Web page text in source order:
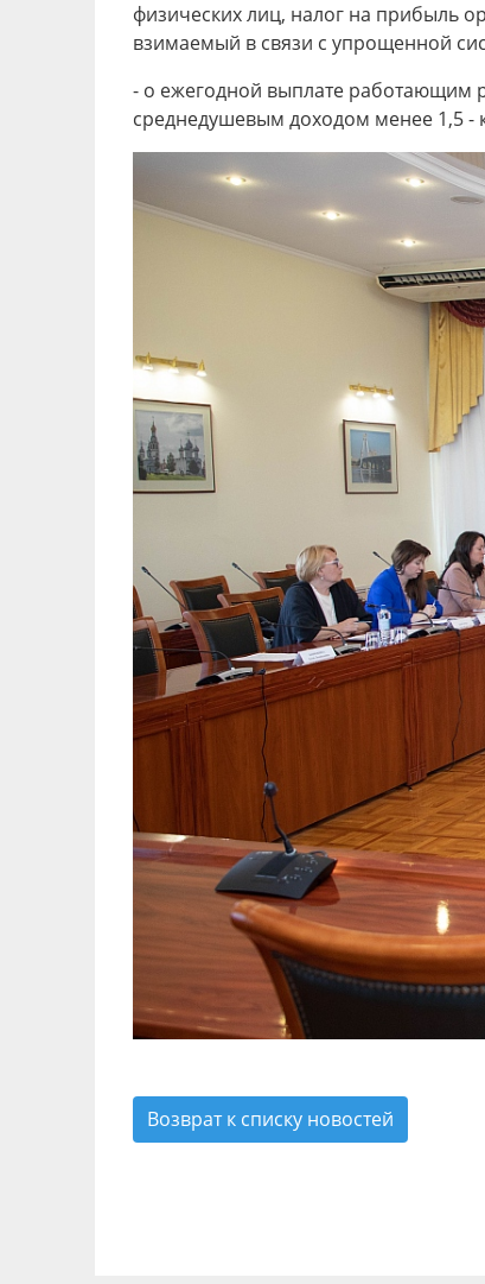
физических лиц, налог на прибыль
взимаемый в связи с упрощенной
- о ежегодной выплате работающим
среднедушевым доходом менее 1,5 -
Возврат к списку новостей